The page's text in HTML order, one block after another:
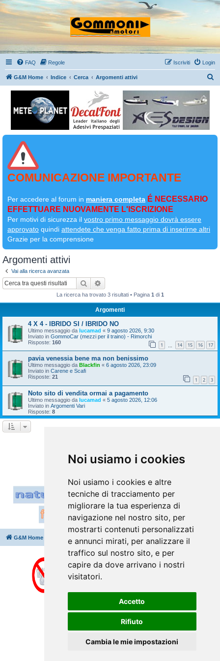
Noi usiamo i cookies
Noi usiamo i cookies e altre
tecniche di tracciamento per
migliorare la tua esperienza di
navigazione nel nostro sito, per
mostrarti contenuti personalizzati
e annunci mirati, per analizzare il
traffico sul nostro sito, e per
capire da dove arrivano i nostri
visitatori.
Accetto
Rifiuto
Cambia le mie impostazioni
FAQ Regole Login
Iscriviti
G&M Home Indice Cerca Argomenti attivi
COMUNICAZIONE IMPORTANTE
Per accedere al forum in maniera completa É NECESSARIO
EFFETTUARE NUOVAMENTE L'ISCRIZIONE
Per motivi di sicurezza il vostro primo messaggio dovrà essere
approvato quindi attendete che venga fatto prima di inserirne altri
Grazie per la comprensione
Argomenti attivi
Vai alla ricerca avanzata
Cerca
La ricerca ha trovato 3 risultati • Pagina 1 di 1
Argomenti
4 X 4 - IBRIDO SI / IBRIDO NO
Ultimo messaggio da lucamad « 9 agosto 2026, 9:30
Inviato in GommoCar (mezzi per il traino) - Rimorchi
Risposte: 160 1 14 15 16 17
pavia venessia bene ma non benissimo
Ultimo messaggio da Blackfin « 6 agosto 2026, 23:09
Inviato in Carene e Scafi
Risposte: 21 1 2 3
Noto sito di vendita ormai a pagamento
Ultimo messaggio da lucamad « 5 agosto 2026, 12:06
Inviato in Argomenti Vari
Risposte: 8
G&M Home Tutti gli orari sonoUTC+02:00
Cancella cookie
phpBB® Forum Software © phpBB Limited